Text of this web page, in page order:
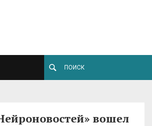
вошел